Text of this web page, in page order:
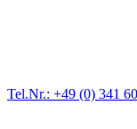
Tel.Nr.: +49 (0) 341